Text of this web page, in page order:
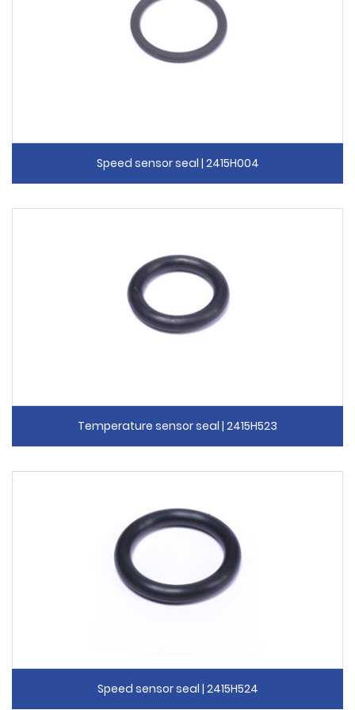
Speed sensor seal | 2415H004
Temperature sensor seal | 2415H523
Speed sensor seal | 2415H524